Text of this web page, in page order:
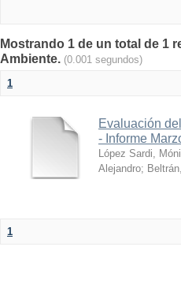
Mostrando 1 de un total de 1
Ambiente. (0.001 segundos)
1
Evaluación
- Informe
López Sardi,
Alejandro;
1